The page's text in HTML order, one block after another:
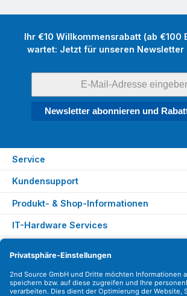
Ihr €10 Willkommensrabatt (ab €100
wartet: Jetzt für unseren Newsletter
Newsletter abonnieren und
Service
Kundensupport
Produkt- & Shop-Informationen
IT-Hardware Services
Versandarten
Zahlungsarten